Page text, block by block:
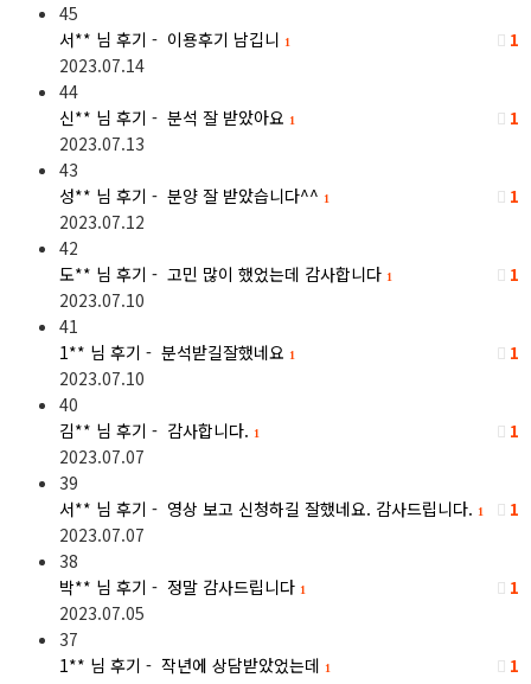
45
1
서** 님 후기 - 이용후기 남깁니 1
2023.07.14
44
1
신** 님 후기 - 분석 잘 받았아요 1
2023.07.13
43
1
성** 님 후기 - 분양 잘 받았습니다^^ 1
2023.07.12
42
1
도** 님 후기 - 고민 많이 했었는데 감사합니다 1
2023.07.10
41
1
1** 님 후기 - 분석받길잘했네요 1
2023.07.10
40
1
김** 님 후기 - 감사합니다. 1
2023.07.07
39
1
서** 님 후기 - 영상 보고 신청하길 잘했네요. 감사드립니다. 1
2023.07.07
38
1
박** 님 후기 - 정말 감사드립니다 1
2023.07.05
37
1
1** 님 후기 - 작년에 상담받았었는데 1